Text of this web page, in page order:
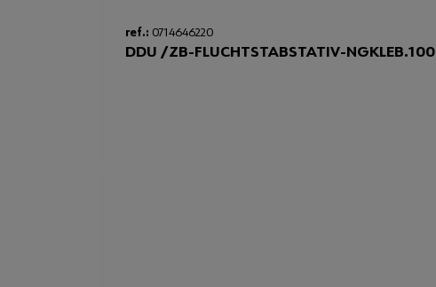
ref.: 0714646220
DDU /ZB-FLUCHTSTABSTATIV-NGKLEB.100